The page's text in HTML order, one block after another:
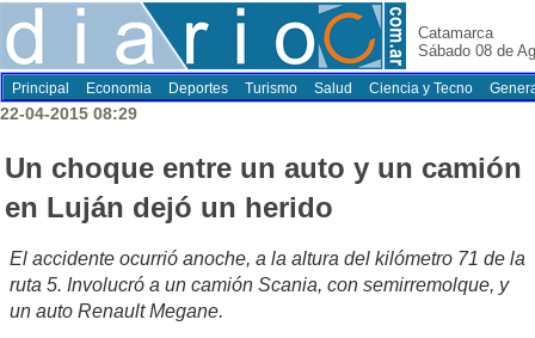
Catamarca
Sábado 08 de
Principal Economia Deportes Turismo Salud Ciencia y Tecno
22-04-2015 08:29
Un choque entre un auto y un camión
en Luján dejó un herido
El accidente ocurrió anoche, a la altura del kilómetro 71 de la
ruta 5. Involucró a un camión Scania, con semirremolque, y
un auto Renault Megane.